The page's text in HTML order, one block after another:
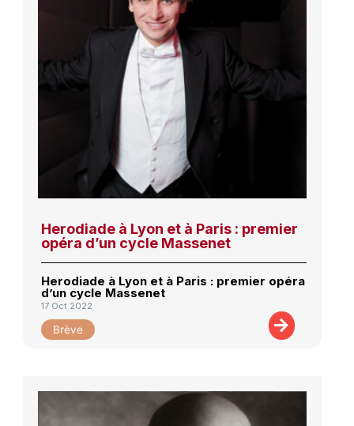
Herodiade à Lyon et à Paris : premier
opéra d’un cycle Massenet
Herodiade à Lyon et à Paris : premier opéra
d’un cycle Massenet
17 Oct 2022
Brève